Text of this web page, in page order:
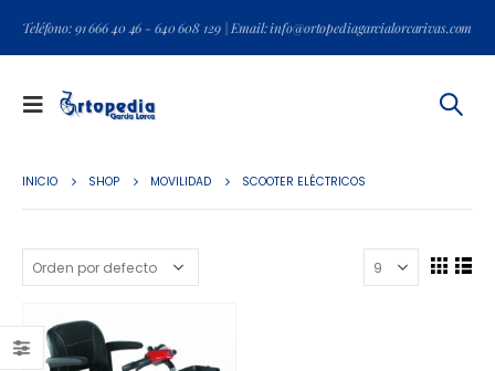
Teléfono: 91 666 40 46 - 640 608 129 | Email: info@ortopediagarcialorcarivas.com
INICIO SHOP MOVILIDAD SCOOTER ELÉCTRICOS